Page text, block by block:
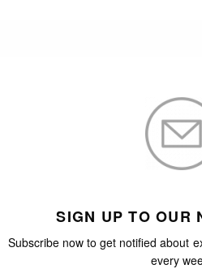
SIGN UP TO OUR
Subscribe now to get notified about
every